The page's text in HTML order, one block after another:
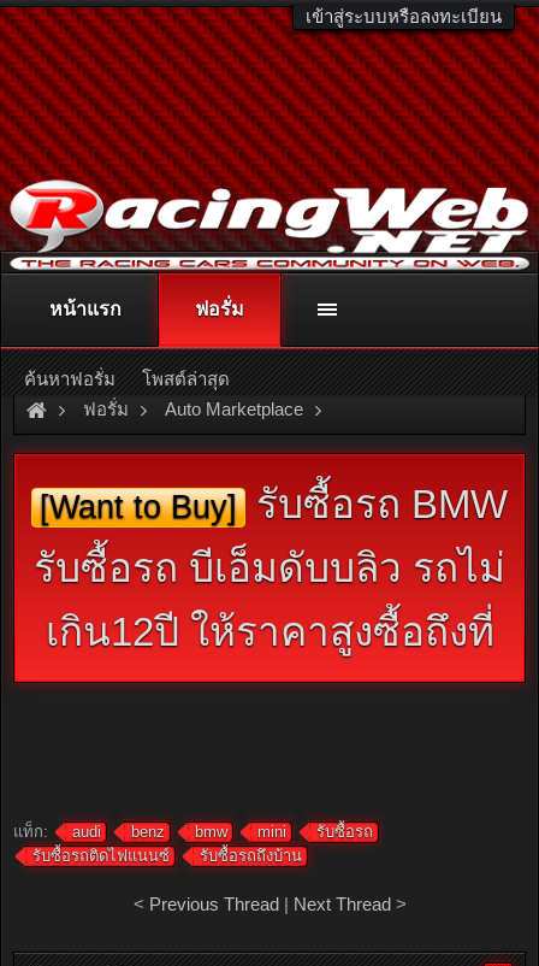
เข้าสู่ระบบหรือลงทะเบียน
ติดต่อลงโฆษณา racingweb@gmail.comหรือโทร. 081-811-1138
หรืออ่านรายละเอียดเพิ่มเติม คลิกที่นี่
ฟอรั่ม Auto Marketplace
Cars, Garage & Services
[Want to Buy] รับซื้อรถ BMW
รับซื้อรถ บีเอ็มดับบลิว รถไม่
เกิน12ปี ให้ราคาสูงซื้อถึงที่
แท็ก: audi benz bmw mini
รับซื้อรถ
รับซื้อรถติดไฟแนนซ์
รับซื้อรถถึงบ้าน
< Previous Thread| Next Thread>
หน้าแรก ฟอรั่ม
ค้นหาฟอรั่ม โพสต์ล่าสุด